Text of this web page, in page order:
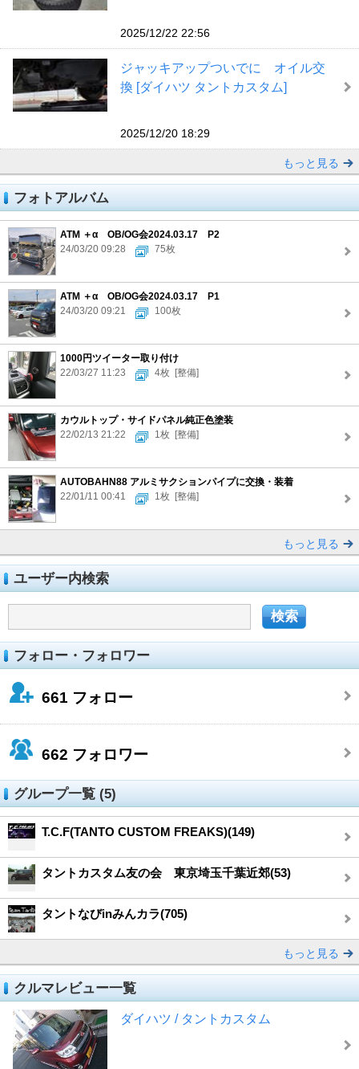
2025/12/22 22:56
ジャッキアップついでに オイル交
換 [ダイハツ タントカスタム]
2025/12/20 18:29
もっと見る
フォトアルバム
ATM ＋α OB/OG会2024.03.17 P2
24/03/20 09:28
75枚
ATM ＋α OB/OG会2024.03.17 P1
24/03/20 09:21
100枚
1000円ツイーター取り付け
22/03/27 11:23
4枚 [整備]
カウルトップ・サイドパネル純正色塗装
22/02/13 21:22
1枚 [整備]
AUTOBAHN88 アルミサクションパイプに交換・装着
22/01/11 00:41
1枚 [整備]
もっと見る
ユーザー内検索
フォロー・フォロワー
661 フォロー
662 フォロワー
グループ一覧 (5)
T.C.F(TANTO CUSTOM FREAKS)(149)
タントカスタム友の会 東京埼玉千葉近郊(53)
タントなびinみんカラ(705)
もっと見る
クルマレビュー一覧
ダイハツ / タントカスタム